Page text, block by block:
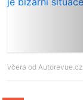
včera od Autorevue.cz